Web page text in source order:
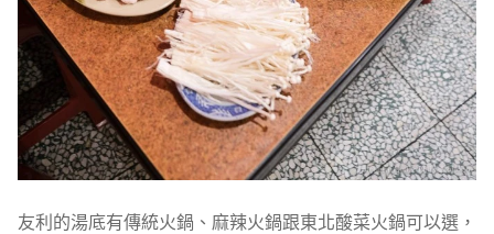
友利的湯底有傳統火鍋、麻辣火鍋跟東北酸菜火鍋可以選，